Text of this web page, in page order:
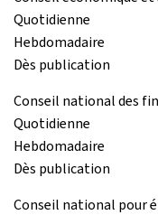
Quotidienne
Hebdomadaire
Dès publication
Conseil national des
Quotidienne
Hebdomadaire
Dès publication
Conseil national pour